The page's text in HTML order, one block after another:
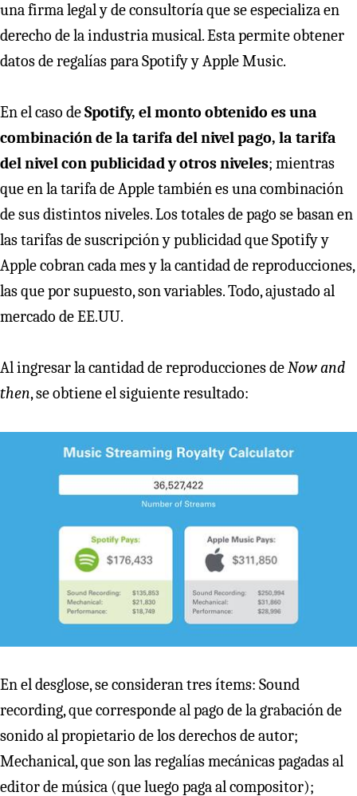
una firma legal y de consultoría que se especializa en
derecho de la industria musical. Esta permite obtener
datos de regalías para Spotify y Apple Music.
En el caso deSpotify, el monto obtenido es una
combinación de la tarifa del nivel pago, la tarifa
del nivel con publicidad y otros niveles; mientras
que en la tarifa de Apple también es una combinación
de sus distintos niveles. Los totales de pago se basan en
las tarifas de suscripción y publicidad que Spotify y
Apple cobran cada mes y la cantidad de reproducciones,
las que por supuesto, son variables. Todo, ajustado al
mercado de EE.UU.
Al ingresar la cantidad de reproducciones deNow and
then, se obtiene el siguiente resultado:
En el desglose, se consideran tres ítems: Sound
recording, que corresponde al pago de la grabación de
sonido al propietario de los derechos de autor;
Mechanical, que son las regalías mecánicas pagadas al
editor de música (que luego paga al compositor);